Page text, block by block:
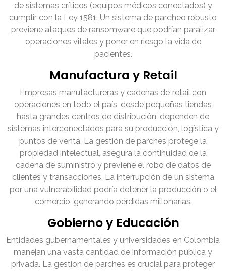
de sistemas críticos (equipos médicos conectados) y
cumplir con la Ley 1581. Un sistema de parcheo robusto
previene ataques de ransomware que podrían paralizar
operaciones vitales y poner en riesgo la vida de
pacientes.
Manufactura y Retail
Empresas manufactureras y cadenas de retail con
operaciones en todo el país, desde pequeñas tiendas
hasta grandes centros de distribución, dependen de
sistemas interconectados para su producción, logística y
puntos de venta. La gestión de parches protege la
propiedad intelectual, asegura la continuidad de la
cadena de suministro y previene el robo de datos de
clientes y transacciones. La interrupción de un sistema
por una vulnerabilidad podría detener la producción o el
comercio, generando pérdidas millonarias.
Gobierno y Educación
Entidades gubernamentales y universidades en Colombia
manejan una vasta cantidad de información pública y
privada. La gestión de parches es crucial para proteger